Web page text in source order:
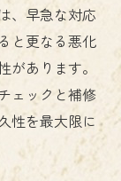
、早急な対応
と更なる悪化
あります。
ェックと補修
性を最大限に